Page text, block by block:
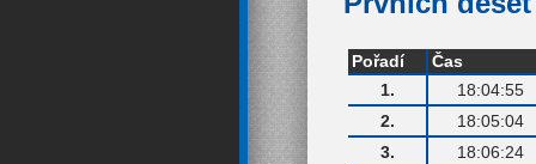
Pořadí
Čas
1.
18:04:55
2.
18:05:04
3.
18:06:24